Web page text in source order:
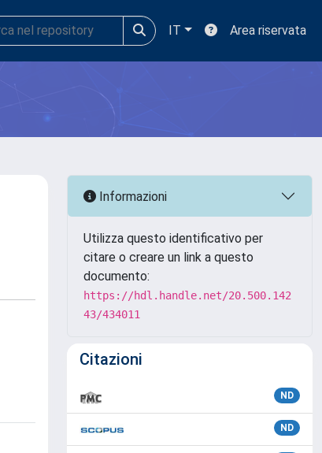
IT Area riservata
Informazioni
Utilizza questo identificativo per
citare o creare un link a questo
documento:
https://hdl.handle.net/20.500.142
43/434011
Citazioni
ND
ND